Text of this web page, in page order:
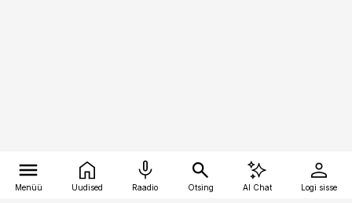
Menüü Uudised Raadio Otsing AI Chat Logi sisse